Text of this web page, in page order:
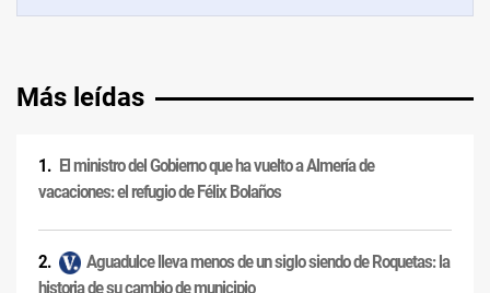
Más leídas
El ministro del Gobierno que ha vuelto a Almería de
vacaciones: el refugio de Félix Bolaños
Aguadulce lleva menos de un siglo siendo de Roquetas: la
historia de su cambio de municipio